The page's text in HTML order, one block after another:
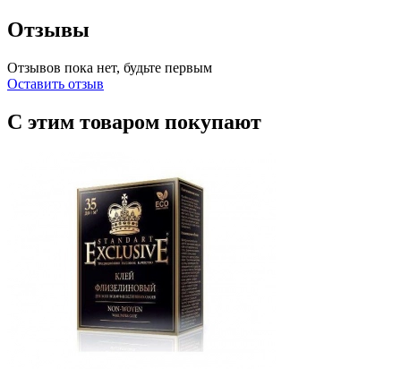
Отзывы
Отзывов пока нет, будьте первым
Оставить отзыв
С этим товаром покупают